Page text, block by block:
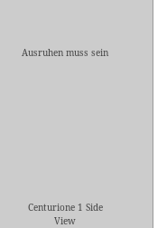
Ausruhen muss sein
Centurione 1 Side
View